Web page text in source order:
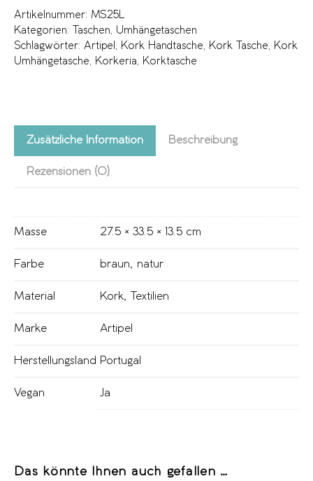
Artikelnummer: MS25L
Kategorien:
Taschen
Umhängetaschen
Schlagwörter: Artipel Kork Handtasche Kork Tasche
Kork
Umhängetasche
Korkeria Korktasche
Zusätzliche Information Beschreibung
Rezensionen (0)
Masse 27.5 × 33.5 × 13.5 cm
Farbe braun natur
Material Kork Textilien
Marke Artipel
Herstellungsland Portugal
Vegan Ja
Das könnte Ihnen auch gefallen …